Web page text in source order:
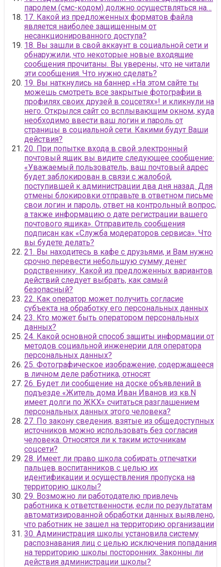
паролем (смс-кодом) должно осуществляться на…
17. Какой из предложенных форматов файла
является наиболее защищенным от
несанкционированного доступа?
18. Вы зашли в свой аккаунт в социальной сети и
обнаружили, что некоторые новые входящие
сообщения прочитаны. Вы уверены, что не читали
эти сообщения. Что нужно сделать?
19. Вы наткнулись на баннер «На этом сайте ты
можешь смотреть все закрытые фотографии в
профилях своих друзей в соцсетях»! и кликнули на
него. Открылся сайт со всплывающим окном, куда
необходимо ввести ваш логин и пароль от
страницы в социальной сети. Какими будут Ваши
действия?
20. При попытке входа в свой электронный
почтовый ящик вы видите следующее сообщение:
«Уважаемый пользователь, ваш почтовый адрес
будет заблокирован в связи с жалобой,
поступившей к администрации два дня назад. Для
отмены блокировки отправьте в ответном письме
свои логин и пароль, ответ на контрольный вопрос,
а также информацию о дате регистрации вашего
почтового ящика». Отправитель сообщения
подписан как «Служба модераторов сервиса». Что
вы будете делать?
21. Вы находитесь в кафе с друзьями, и Вам нужно
срочно перевести небольшую сумму денег
родственнику. Какой из предложенных вариантов
действий следует выбрать, как самый
безопасный?
22. Как оператор может получить согласие
субъекта на обработку его персональных данных
23. Кто может быть оператором персональных
данных?
24. Какой основной способ защиты информации от
методов социальной инженерии для оператора
персональных данных?
25. Фотографическое изображение, содержащееся
в личном деле работника, относят
26. Будет ли сообщение на доске объявлений в
подъезде «Житель дома Иван Иванов из кв.N
имеет долги по ЖКХ» считаться разглашением
персональных данных этого человека?
27. По закону сведения, взятые из общедоступных
источников можно использовать без согласия
человека. Относятся ли к таким источникам
соцсети?
28. Имеет ли право школа собирать отпечатки
пальцев воспитанников с целью их
идентификации и осуществления пропуска на
территорию школы?
29. Возможно ли работодателю привлечь
работника к ответственности, если по результатам
автоматизированной обработки данных выявлено,
что работник не зашел на территорию организации
30. Администрация школы установила систему
распознавания лиц с целью исключения попадания
на территорию школы посторонних. Законны ли
действия администрации школы?